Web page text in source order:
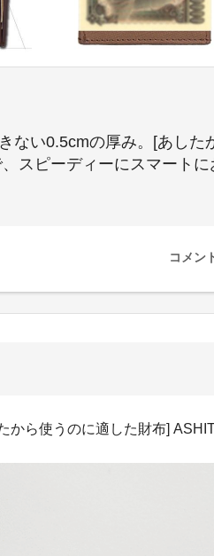
ない0.5cmの厚み。[あし
スピーディーにスマート
コメン
から使うのに適した財布]